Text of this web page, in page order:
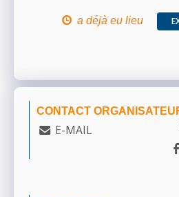
a déjà eu lieu
CONTACT
E-MAIL